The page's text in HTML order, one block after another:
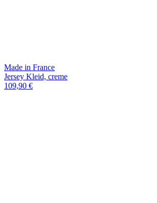
Made in France
Jersey Kleid, creme
109,90 €